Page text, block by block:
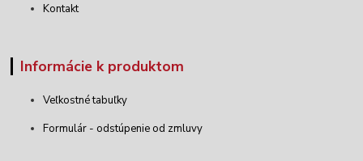
Kontakt
Informácie k produktom
Veľkostné tabuľky
Formulár - odstúpenie od zmluvy